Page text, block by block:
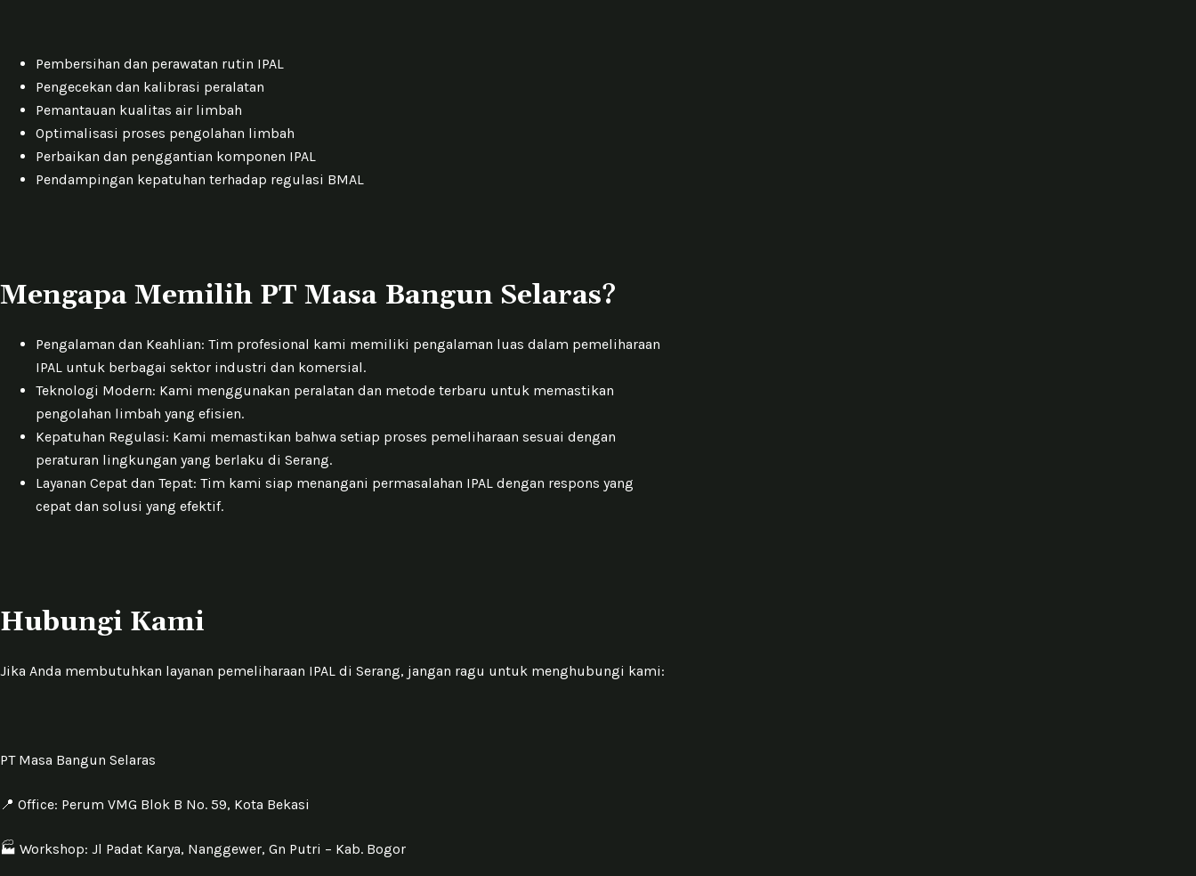
Pembersihan dan perawatan rutin IPAL
Pengecekan dan kalibrasi peralatan
Pemantauan kualitas air limbah
Optimalisasi proses pengolahan limbah
Perbaikan dan penggantian komponen IPAL
Pendampingan kepatuhan terhadap regulasi BMAL
Mengapa Memilih PT Masa Bangun Selaras?
Pengalaman dan Keahlian: Tim profesional kami memiliki pengalaman luas dalam pemeliharaan
IPAL untuk berbagai sektor industri dan komersial.
Teknologi Modern: Kami menggunakan peralatan dan metode terbaru untuk memastikan
pengolahan limbah yang efisien.
Kepatuhan Regulasi: Kami memastikan bahwa setiap proses pemeliharaan sesuai dengan
peraturan lingkungan yang berlaku di Serang.
Layanan Cepat dan Tepat: Tim kami siap menangani permasalahan IPAL dengan respons yang
cepat dan solusi yang efektif.
Hubungi Kami
Jika Anda membutuhkan layanan pemeliharaan IPAL di Serang, jangan ragu untuk menghubungi kami:
PT Masa Bangun Selaras
📍 Office: Perum VMG Blok B No. 59, Kota Bekasi
🏭 Workshop: Jl Padat Karya, Nanggewer, Gn Putri – Kab. Bogor